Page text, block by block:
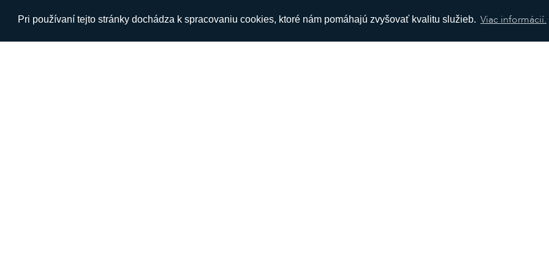
Pri používaní tejto stránky dochádza k spracovaniu cookies, ktoré nám pomáhajú zvyšovať kvalitu služieb. Viac informácií.